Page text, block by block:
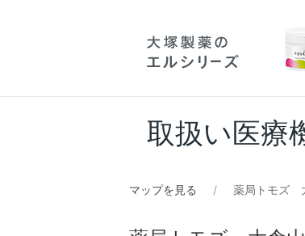
取扱い医療
マップを見る 薬局トモズ